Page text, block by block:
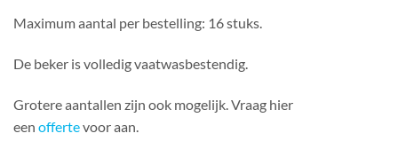
Maximum aantal per bestelling: 16 stuks.
De beker is volledig vaatwasbestendig.
Grotere aantallen zijn ook mogelijk. Vraag hier
een offertevoor aan.